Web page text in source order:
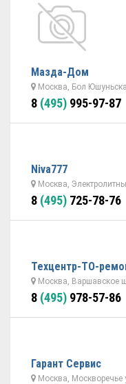
Мазда-Дом
Москва, Бол
8 (495) 995-97-87
Niva777
Москва,
8 (495) 725-78-76
Техцентр-ТО-
Москва, Варшавское
8 (495) 978-57-86
Гарант Cервис
Москва, Москворечье